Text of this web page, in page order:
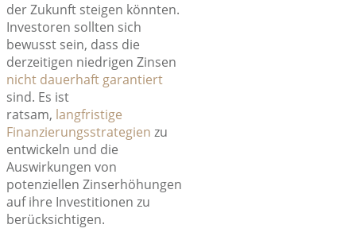
der Zukunft steigen könnten.
Investoren sollten sich
bewusst sein, dass die
derzeitigen niedrigen Zinsen
nicht dauerhaft garantiert
sind. Es ist
ratsam, langfristige
Finanzierungsstrategien zu
entwickeln und die
Auswirkungen von
potenziellen Zinserhöhungen
auf ihre Investitionen zu
berücksichtigen.